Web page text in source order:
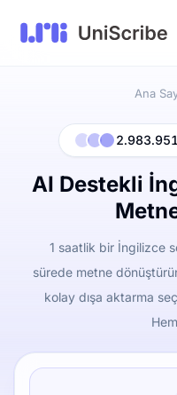
Ana
AI Destekli
1 saatlik bir İngilizce
sürede metne
kolay dışa aktarma